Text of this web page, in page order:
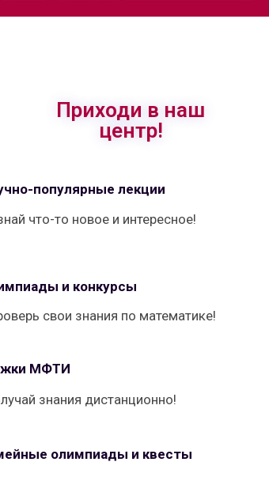
Приходи в наш
центр!
популярные лекции
что-то новое и интересное!
и конкурсы
свои знания по математике!
МФТИ
знания дистанционно!
олимпиады и квесты